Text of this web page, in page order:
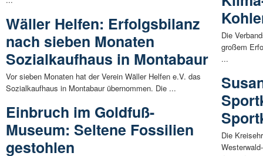
Wäller Helfen: Erfolgsbilanz
nach sieben Monaten
Sozialkaufhaus in Montabaur
Vor sieben Monaten hat der Verein Wäller Helfen e.V. das
Sozialkaufhaus in Montabaur übernommen. Die ...
Einbruch im Goldfuß-
Museum: Seltene Fossilien
gestohlen
Die
großem
...
Die